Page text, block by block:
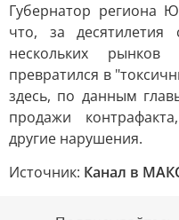
Губернатор региона
что, за десятилетия
нескольких
превратился в
здесь, по данным
продажи
другие нарушения.
Источник: Канал в